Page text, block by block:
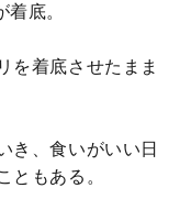
底。
を着底させたまま
き、食いがいい日
ともある。